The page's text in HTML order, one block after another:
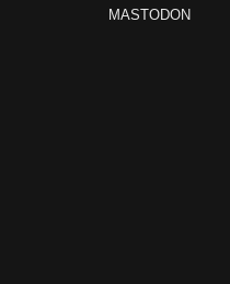
MASTODON